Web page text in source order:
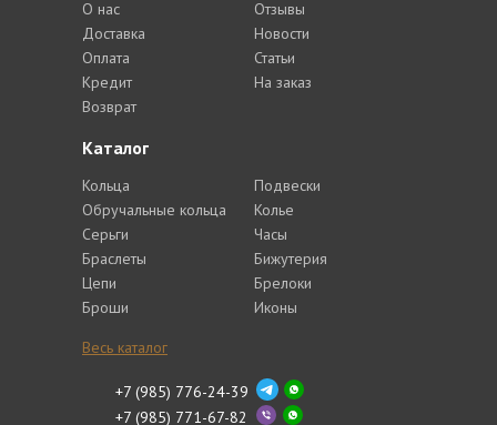
Каталог
Кольца
Обручальные кольца
Серьги
Браслеты
Цепи
Броши
Подвески
Колье
Часы
Бижутерия
Брелоки
Иконы
Весь каталог
О нас
Доставка
Оплата
Кредит
Возврат
Отзывы
Новости
Статьи
На заказ
+7 (985) 776-24-39
+7 (985) 771-67-82